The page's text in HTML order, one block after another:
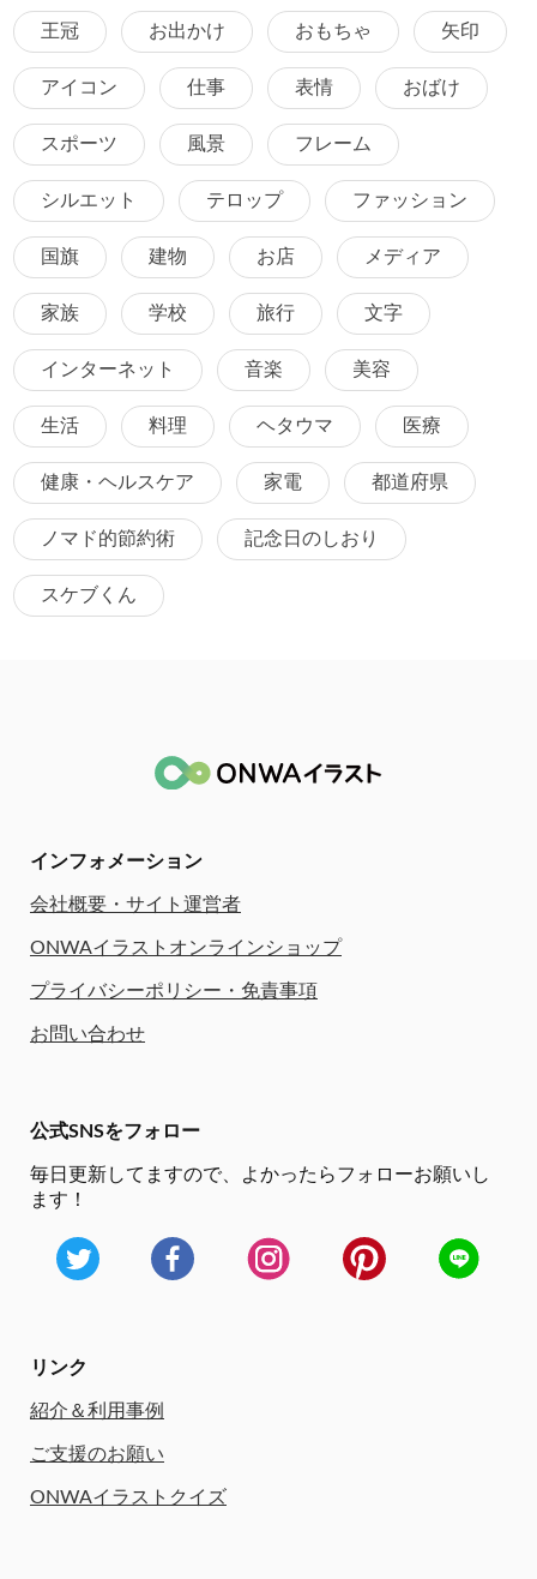
王冠 お出かけ おもちゃ 矢印
アイコン 仕事 表情 おばけ
スポーツ 風景 フレーム
シルエット テロップ ファッション
国旗 建物 お店 メディア
家族 学校 旅行 文字
インターネット 音楽 美容
生活 料理 ヘタウマ 医療
健康・ヘルスケア 家電 都道府県
ノマド的節約術 記念日のしおり
スケブくん
インフォメーション
会社概要・サイト運営者
ONWAイラストオンラインショップ
プライバシーポリシー・免責事項
お問い合わせ
公式SNSをフォロー
毎日更新してますので、
よかったらフォローお願いし
ます！
リンク
紹介＆利用事例
ご支援のお願い
ONWAイラストクイズ